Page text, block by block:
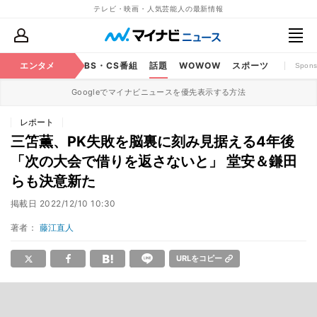
テレビ・映画・人気芸能人の最新情報
エンタメ
映画 YouTube BS・CS番組 話題 WOWOW スポーツ
Googleでマイナビニュースを優先表示する方法
レポート
三笘薫、PK失敗を脳裏に刻み見据える4年後
「次の大会で借りを返さないと」 堂安＆鎌田
らも決意新た
掲載日 2022/12/10 10:30
著者： 藤江直人
URLをコピー